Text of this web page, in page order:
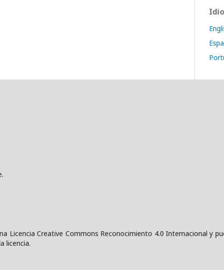
Licencia Creative Commons Reconocimiento 4.0 Internacional y
licencia.